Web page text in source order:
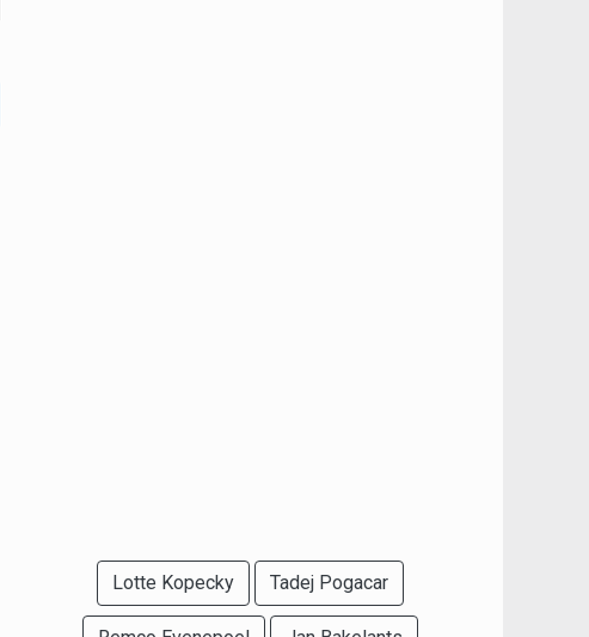
Lotte Kopecky Tadej Pogacar